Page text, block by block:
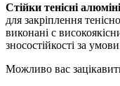
Стійки тенісні
для закріплення
виконані с
зносостійкості за
Можливо вас